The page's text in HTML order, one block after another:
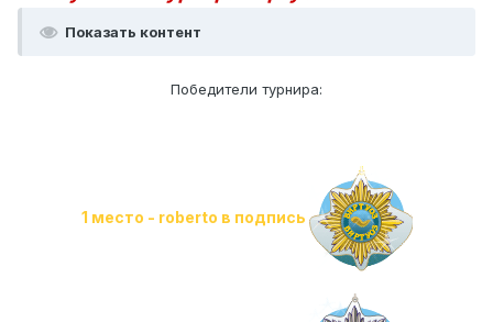
Показать контент
Победители турнира:
1 место - roberto в подпись